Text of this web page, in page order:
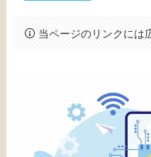
当ページのリンクには